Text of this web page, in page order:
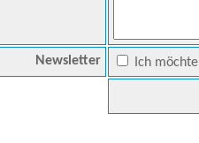
Newsletter Ich